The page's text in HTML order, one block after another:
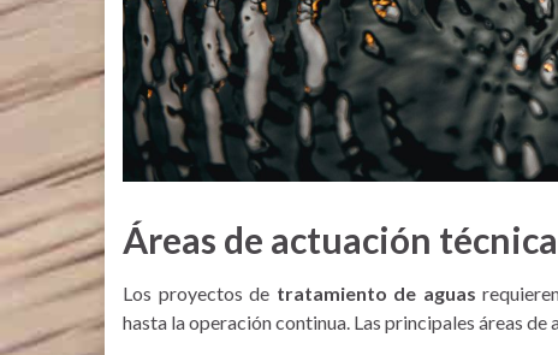
Áreas de actuación
Los proyectos de tratamiento de aguas
hasta la operación continua. Las principales áreas de